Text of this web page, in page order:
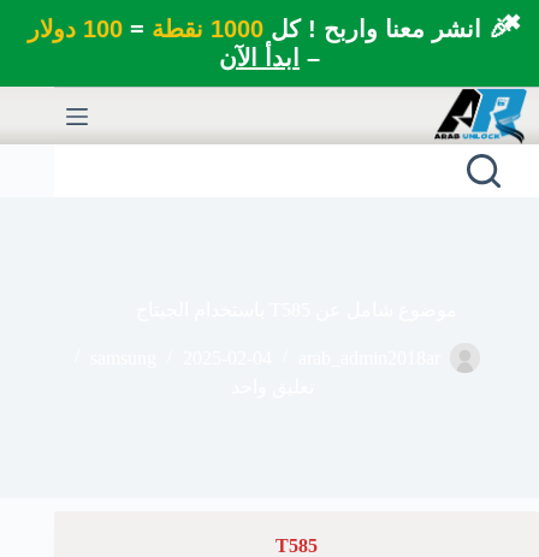
🎉 انشر معنا واربح ! كل1000 نقطة =100 دولار
– ابدأ الآن
✖
التجاوز
إلى
المحتوى
T585